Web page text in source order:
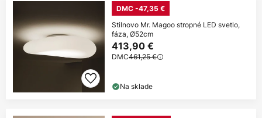
DMC -47,35 €
Stilnovo Mr. Magoo stropné LED svetlo,
fáza, Ø52cm
413,90 €
DMC461,25 €
Na sklade